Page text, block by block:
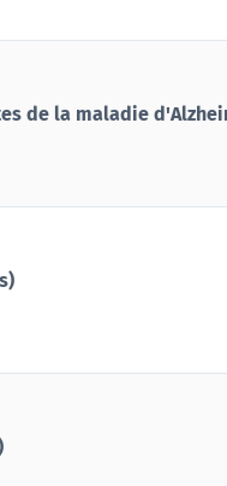
de la maladie